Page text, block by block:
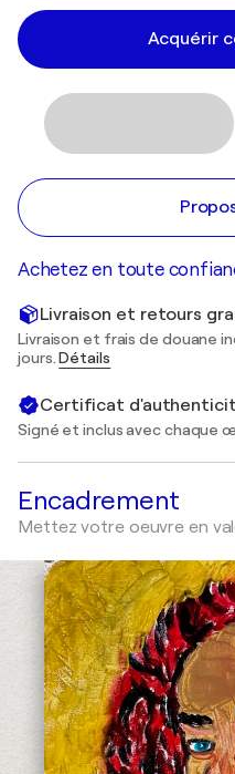
Acquérir
Achetez en toute
Livraison et retours
Livraison et frais de douane
jours.Détails
Certificat
Signé et inclus avec chaque
Encadrement
Mettez votre oeuvre en